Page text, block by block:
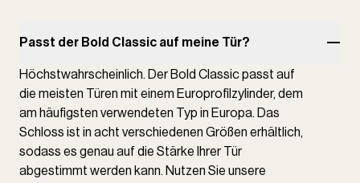
Passt der Bold Classic auf meine Tür?
Höchstwahrscheinlich. Der Bold Classic passt auf
die meisten Türen mit einem Europrofilzylinder, dem
am häufigsten verwendeten Typ in Europa. Das
Schloss ist in acht verschiedenen Größen erhältlich,
sodass es genau auf die Stärke Ihrer Tür
abgestimmt werden kann. Nutzen Sie unsere